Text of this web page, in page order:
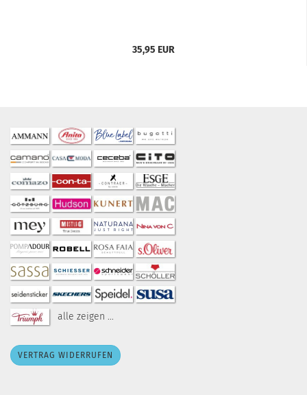
35,95 EUR
alle zeigen ...
VERTRAG WIDERRUFEN